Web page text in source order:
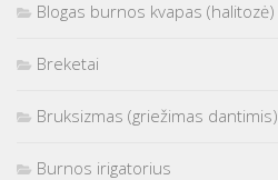
Blogas burnos kvapas (halitozė)
Breketai
Bruksizmas (griežimas dantimis)
Burnos irigatorius